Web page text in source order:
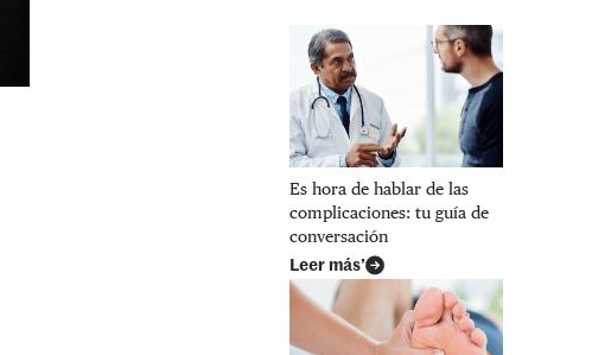
Es hora de hablar de las
complicaciones: tu guía de
conversación
Leer más’